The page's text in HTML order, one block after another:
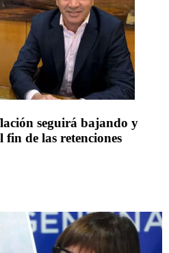
seguirá bajando y
de las retenciones